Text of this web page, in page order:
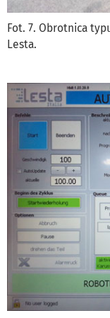
Fot. 7. Obrotnica
Lesta.